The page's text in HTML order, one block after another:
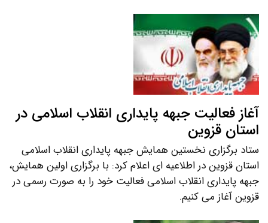
آغاز فعالیت جبهه پایداری انقلاب اسلامی در
استان قزوین
ستاد برگزاری نخستین همایش جبهه پایداری انقلاب اسلامی
استان قزوین در اطلاعیه ای اعلام کرد: با برگزاری اولین همایش،
جبهه پایداری انقلاب اسلامی فعالیت خود را به صورت رسمی در
قزوین آغاز می کنیم.